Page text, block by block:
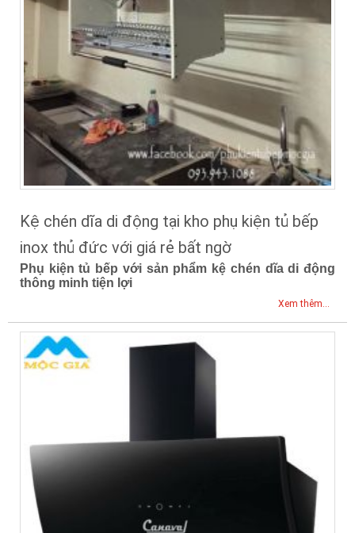
Kệ chén dĩa di động tại kho phụ kiện tủ bếp
inox thủ đức với giá rẻ bất ngờ
Phụ kiện tủ bếp với sản phẩm kệ chén dĩa di động
thông minh tiện lợi
Xem thêm...